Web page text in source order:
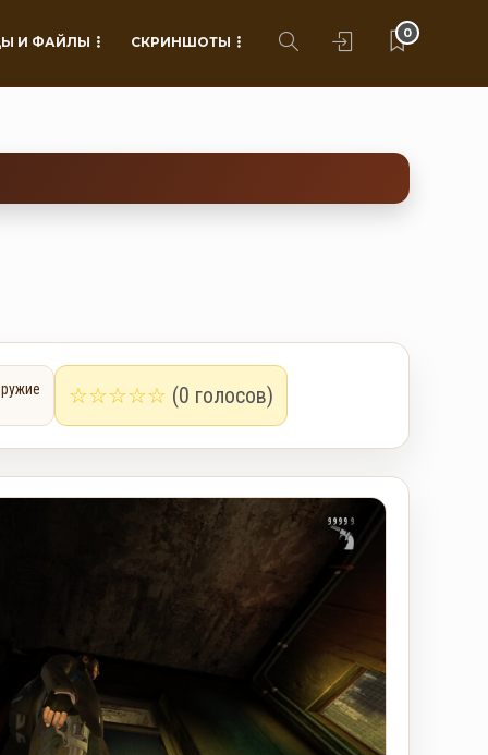
И ФАЙЛЫ СКРИНШОТЫ
0
☆☆☆☆☆ (0 голосов)